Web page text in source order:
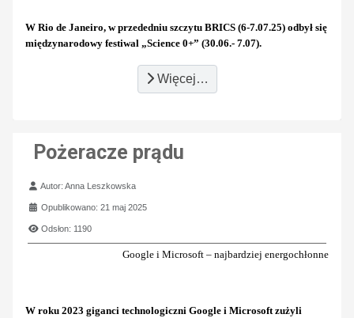
W Rio de Janeiro, w przededniu szczytu BRICS (6-7.07.25) odbył się
międzynarodowy festiwal „Science 0+” (30.06.- 7.07).
Więcej…
Pożeracze prądu
Szczegóły
Autor:Anna Leszkowska
Opublikowano: 21 maj 2025
Odsłon: 1190
Google i Microsoft – najbardziej energochłonne
W roku 2023 giganci technologiczni Google i Microsoft zużyli